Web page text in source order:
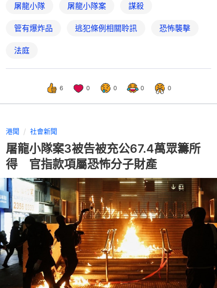
屠龍小隊 屠龍小隊案 謀殺
管有爆炸品 逃犯條例相關聆訊 恐怖襲擊
法庭
6 0 0 0 0
港聞 社會新聞
屠龍小隊案3被告被充公67.4萬眾籌所
得 官指款項屬恐怖分子財產